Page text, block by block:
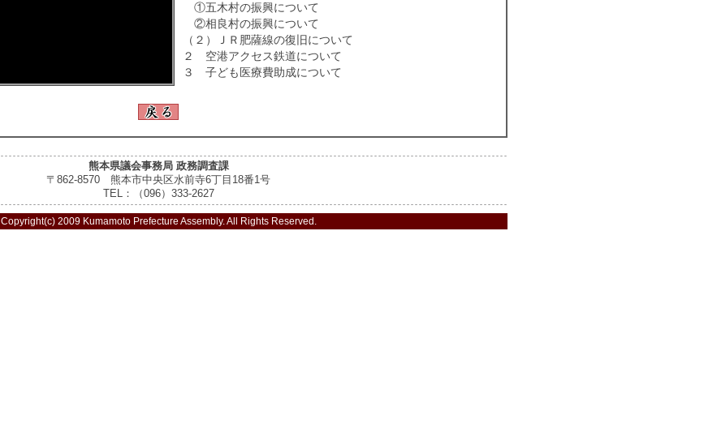
①五木村の振興について
②相良村の振興について
（２）ＪＲ肥薩線の復旧について
２ 空港アクセス鉄道について
３ 子ども医療費助成について
熊本県議会事務局 政務調査課
〒862-8570 熊本市中央区水前寺6丁目18番1号
TEL：（096）333-2627
Copyright(c) 2009 Kumamoto Prefecture Assembly. All Rights Reserved.